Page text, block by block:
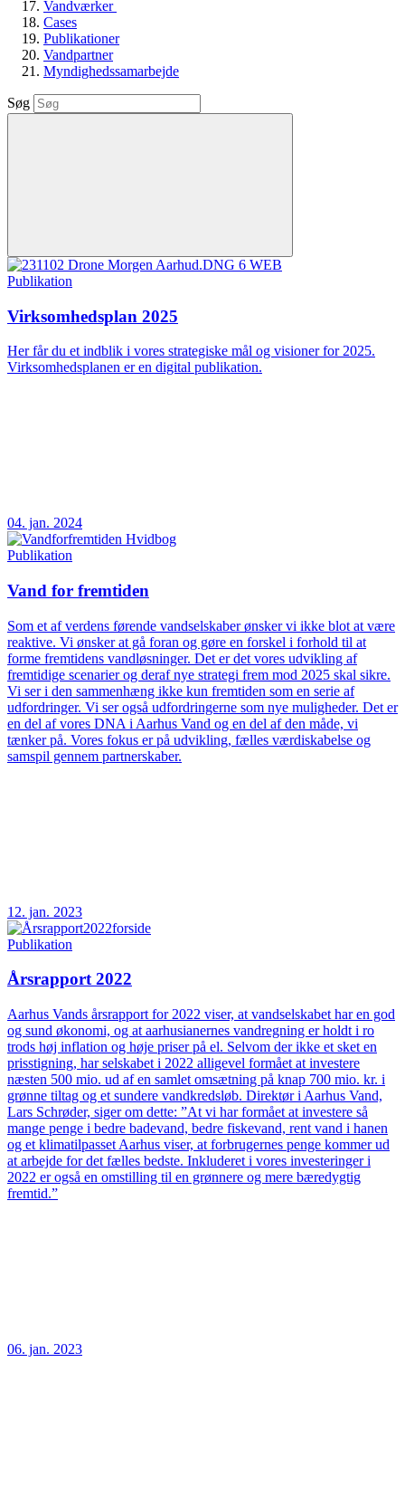
Vandværker
Cases
Publikationer
Vandpartner
Myndighedssamarbejde
Søg
Publikation
Virksomhedsplan 2025
Her får du et indblik i vores strategiske mål og visioner for 2025.
Virksomhedsplanen er en digital publikation.
04. jan. 2024
Publikation
Vand for fremtiden
Som et af verdens førende vandselskaber ønsker vi ikke blot at være
reaktive. Vi ønsker at gå foran og gøre en forskel i forhold til at
forme fremtidens vandløsninger. Det er det vores udvikling af
fremtidige scenarier og deraf nye strategi frem mod 2025 skal sikre.
Vi ser i den sammenhæng ikke kun fremtiden som en serie af
udfordringer. Vi ser også udfordringerne som nye muligheder. Det er
en del af vores DNA i Aarhus Vand og en del af den måde, vi
tænker på. Vores fokus er på udvikling, fælles værdiskabelse og
samspil gennem partnerskaber.
12. jan. 2023
Publikation
Årsrapport 2022
Aarhus Vands årsrapport for 2022 viser, at vandselskabet har en god
og sund økonomi, og at aarhusianernes vandregning er holdt i ro
trods høj inflation og høje priser på el. Selvom der ikke et sket en
prisstigning, har selskabet i 2022 alligevel formået at investere
næsten 500 mio. ud af en samlet omsætning på knap 700 mio. kr. i
grønne tiltag og et sundere vandkredsløb. Direktør i Aarhus Vand,
Lars Schrøder, siger om dette: ”At vi har formået at investere så
mange penge i bedre badevand, bedre fiskevand, rent vand i hanen
og et klimatilpasset Aarhus viser, at forbrugernes penge kommer ud
at arbejde for det fælles bedste. Inkluderet i vores investeringer i
2022 er også en omstilling til en grønnere og mere bæredygtig
fremtid.”
06. jan. 2023